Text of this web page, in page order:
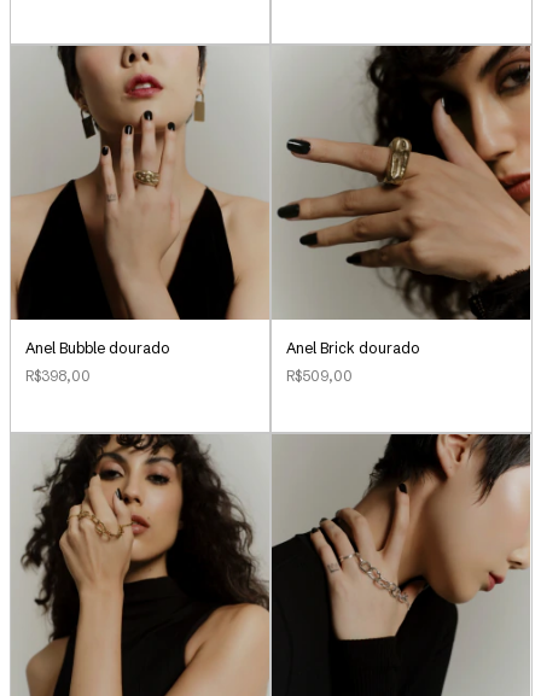
Anel Bubble dourado
R$398,00
Anel Brick dourado
R$509,00